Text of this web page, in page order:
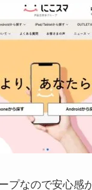
プなので安心感